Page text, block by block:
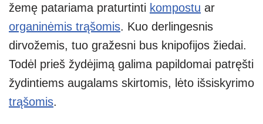
žemę patariama praturtinti kompostu ar
organinėmis trąšomis. Kuo derlingesnis
dirvožemis, tuo gražesni bus knipofijos žiedai.
Todėl prieš žydėjimą galima papildomai patręšti
žydintiems augalams skirtomis, lėto išsiskyrimo
trąšomis.